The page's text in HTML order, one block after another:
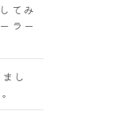
てみ
ラー
し